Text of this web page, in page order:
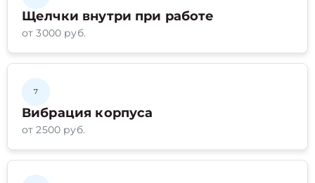
Щелчки внутри при работе
от 3000 руб.
7
Вибрация корпуса
от 2500 руб.